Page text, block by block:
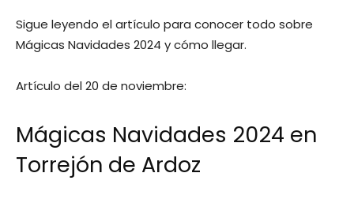
Sigue leyendo el artículo para conocer todo sobre
Mágicas Navidades 2024 y cómo llegar.
Artículo del 20 de noviembre:
Mágicas Navidades 2024 en
Torrejón de Ardoz